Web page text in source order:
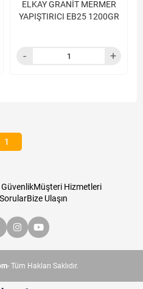
ELKAY GRANİT MERMER
YAPIŞTIRICI EB25 1200GR
1
Müşteri Hizmetleri
Bize Ulaşın
- Tüm Hakları Saklıdır.